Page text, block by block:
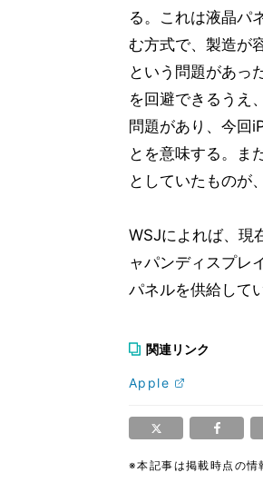
る。これは液晶パ
む方式で、製造が
という問題があっ
を回避できるうえ
問題があり、今回
とを意味する。ま
としていたものが
WSJによれば、現
ャパンディスプレ
パネルを供給して
関連リンク
Apple
※本記事は掲載時点の情